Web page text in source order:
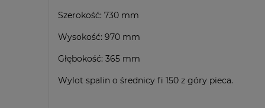
Szerokość: 730 mm
Wysokość: 970 mm
Głębokość: 365 mm
Wylot spalin o średnicy fi 150 z góry pieca.